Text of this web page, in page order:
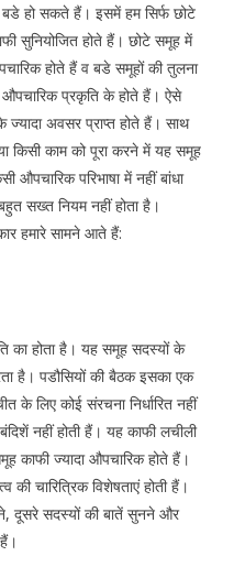
हो सकते हैं। इसमें हम सिर्फ छोटे
सुनियोजित होते हैं। छोटे समूह में
होते हैं व बडे समूहों की तुलना
प्रकृति के होते हैं। ऐसे
ज्यादा अवसर प्राप्त होते हैं। साथ
किसी काम को पूरा करने में यह समूह
औपचारिक परिभाषा में नहीं बांधा
सख्त नियम नहीं होता है।
हमारे सामने आते हैं:
का होता है। यह समूह सदस्यों के
है। पडौसियों की बैठक इसका एक
के लिए कोई संरचना निर्धारित नहीं
नहीं होती हैं। यह काफी लचीली
काफी ज्यादा औपचारिक होते हैं।
चारित्रिक विशेषताएं होती हैं।
दूसरे सदस्यों की बातें सुनने और